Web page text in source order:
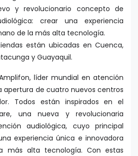
y revolucionario concepto de
crear una experiencia
de la más alta tecnología.
están ubicadas en Cuenca,
y Guayaquil.
líder mundial en atención
apertura de cuatro nuevos centros
Todos están inspirados en el
una nueva y revolucionaria
audiológica, cuyo principal
experiencia única e innovadora
más alta tecnología. Con estas